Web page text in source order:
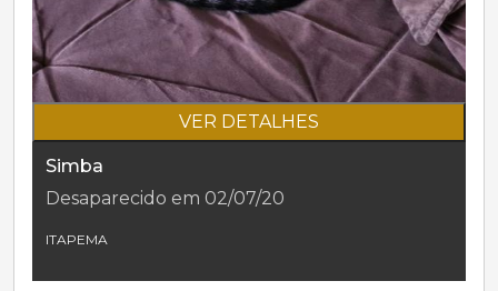
VER DETALHES
Simba
Desaparecido em 02/07/20
ITAPEMA